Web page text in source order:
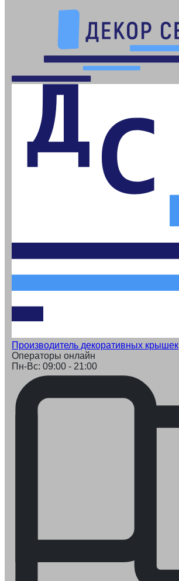
Производитель декоративных крышек
Операторы онлайн
Пн-Вс: 09:00 - 21:00